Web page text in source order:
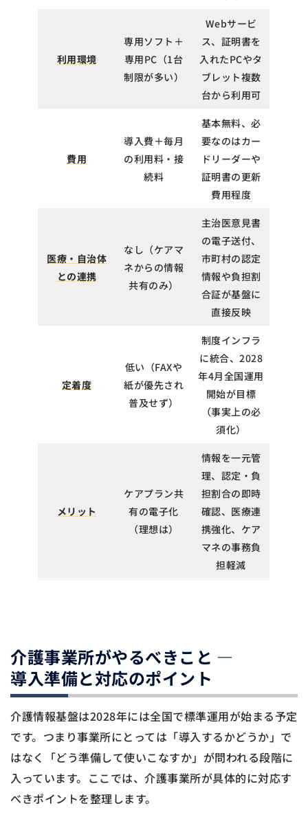
利用環境
専用ソフト＋
専用PC（1台
制限が多い）
Webサービ
ス、証明書を
入れたPCやタ
ブレット複数
台から利用可
費用
導入費＋毎月
の利用料・接
続料
基本無料、必
要なのはカー
ドリーダーや
証明書の更新
費用程度
医療・自治体
との連携
なし（ケアマ
ネからの情報
共有のみ）
主治医意見書
の電子送付、
市町村の認定
情報や負担割
合証が基盤に
直接反映
定着度
低い（FAXや
紙が優先され
普及せず）
制度インフラ
に統合、2028
年4月全国運用
開始が目標
（事実上の必
須化）
メリット
ケアプラン共
有の電子化
（理想は）
情報を一元管
理、認定・負
担割合の即時
確認、医療連
携強化、ケア
マネの事務負
担軽減
介護事業所がやるべきこと ―
導入準備と対応のポイント
介護情報基盤は2028年には全国で標準運用が始まる予定
です。つまり事業所にとっては「導入するかどうか」で
はなく「どう準備して使いこなすか」が問われる段階に
入っています。ここでは、介護事業所が具体的に対応す
べきポイントを整理します。